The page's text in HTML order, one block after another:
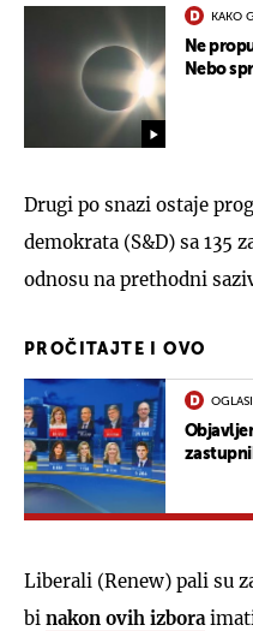
KAKO
Ne
Nebo
Drugi po snazi ostaje
demokrata (S&D) sa 135
odnosu na prethodni
PROČITAJTE I OVO
Liberali (Renew) pali su
bi nakon ovih izbora